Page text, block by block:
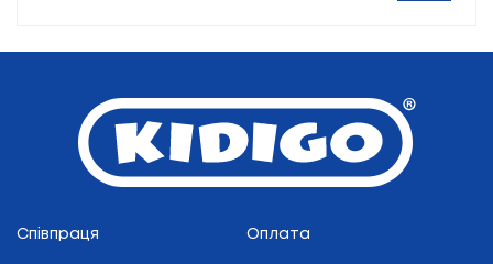
Співпраця Оплата